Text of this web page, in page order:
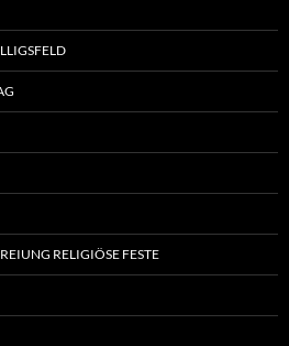
RELIGIÖSE FESTE